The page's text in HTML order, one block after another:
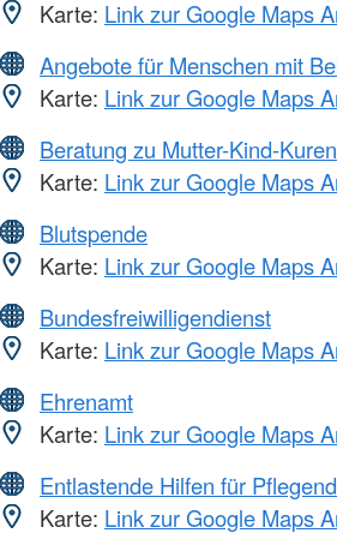
Karte: Link zur Google Maps
Angebote für Menschen mit
Karte: Link zur Google Maps
Beratung zu Mutter-Kind-Kuren
Karte: Link zur Google Maps
Blutspende
Karte: Link zur Google Maps
Bundesfreiwilligendienst
Karte: Link zur Google Maps
Ehrenamt
Karte: Link zur Google Maps
Entlastende Hilfen für
Karte: Link zur Google Maps